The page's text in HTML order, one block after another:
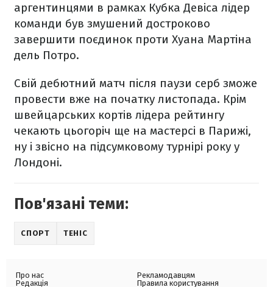
аргентинцями в рамках Кубка Девіса лідер
команди був змушений достроково
завершити поєдинок проти Хуана Мартіна
дель Потро.
Свій дебютний матч після паузи серб зможе
провести вже на початку листопада. Крім
швейцарських кортів лідера рейтингу
чекають цьогоріч ще на мастерсі в Парижі,
ну і звісно на підсумковому турнірі року у
Лондоні.
Пов'язані теми:
СПОРТ ТЕНІС
Про нас
Редакція
Рекламодавцям
Правила користування